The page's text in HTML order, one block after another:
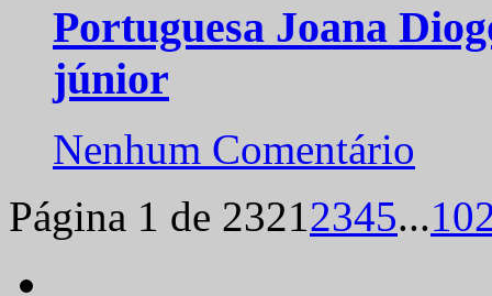
Portuguesa Joana
júnior
Nenhum Comentário
Página 1 de 23212345...10